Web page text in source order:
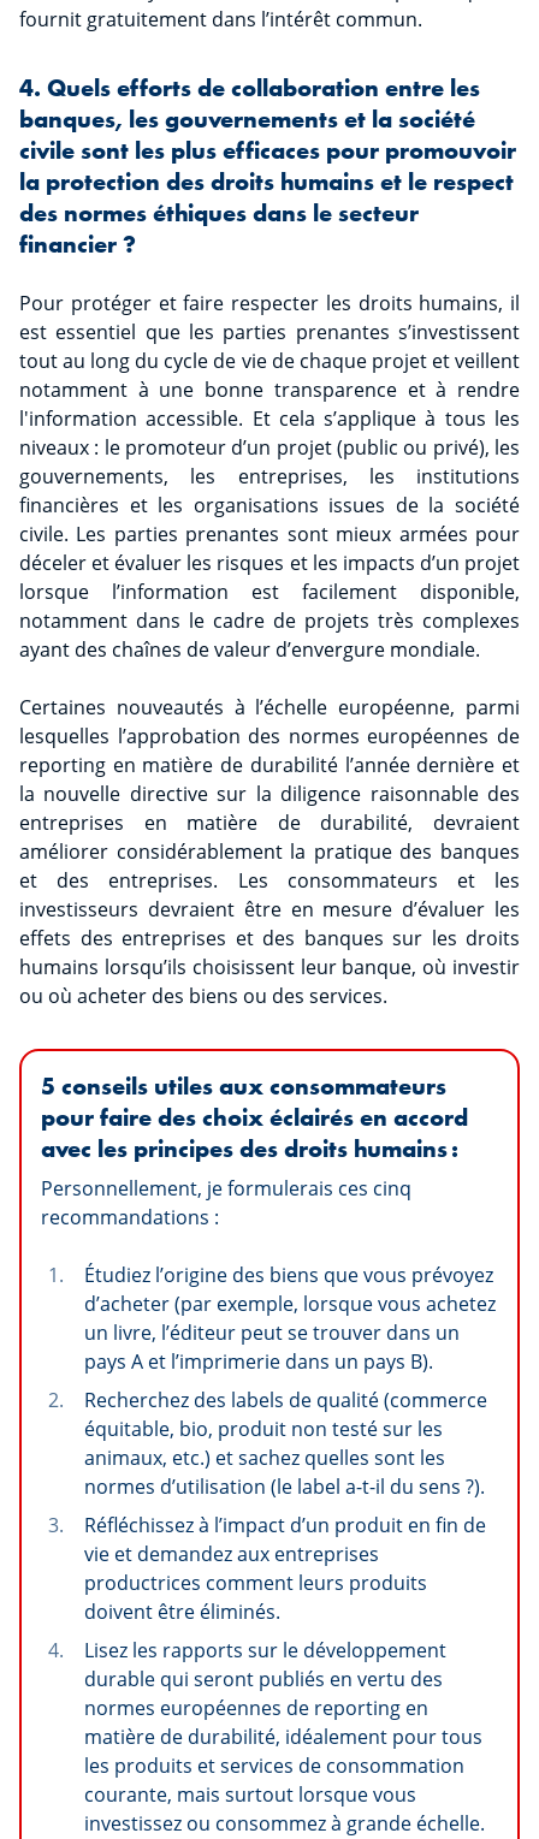
fournit gratuitement dans l’intérêt commun.
4. Quels efforts de collaboration entre les
banques, les gouvernements et la société
civile sont les plus efficaces pour promouvoir
la protection des droits humains et le respect
des normes éthiques dans le secteur
financier ?
Pour protéger et faire respecter les droits humains, il
est essentiel que les parties prenantes s’investissent
tout au long du cycle de vie de chaque projet et veillent
notamment à une bonne transparence et à rendre
l'information accessible. Et cela s’applique à tous les
niveaux : le promoteur d’un projet (public ou privé), les
gouvernements, les entreprises, les institutions
financières et les organisations issues de la société
civile. Les parties prenantes sont mieux armées pour
déceler et évaluer les risques et les impacts d’un projet
lorsque l’information est facilement disponible,
notamment dans le cadre de projets très complexes
ayant des chaînes de valeur d’envergure mondiale.
Certaines nouveautés à l’échelle européenne, parmi
lesquelles l’approbation des normes européennes de
reporting en matière de durabilité l’année dernière et
la nouvelle directive sur la diligence raisonnable des
entreprises en matière de durabilité, devraient
améliorer considérablement la pratique des banques
et des entreprises. Les consommateurs et les
investisseurs devraient être en mesure d’évaluer les
effets des entreprises et des banques sur les droits
humains lorsqu’ils choisissent leur banque, où investir
ou où acheter des biens ou des services.
5 conseils utiles aux consommateurs
pour faire des choix éclairés en accord
avec les principes des droits humains :
Personnellement, je formulerais ces cinq
recommandations :
Étudiez l’origine des biens que vous prévoyez
d’acheter (par exemple, lorsque vous achetez
un livre, l’éditeur peut se trouver dans un
pays A et l’imprimerie dans un pays B).
Recherchez des labels de qualité (commerce
équitable, bio, produit non testé sur les
animaux, etc.) et sachez quelles sont les
normes d’utilisation (le label a-t-il du sens ?).
Réfléchissez à l’impact d’un produit en fin de
vie et demandez aux entreprises
productrices comment leurs produits
doivent être éliminés.
Lisez les rapports sur le développement
durable qui seront publiés en vertu des
normes européennes de reporting en
matière de durabilité, idéalement pour tous
les produits et services de consommation
courante, mais surtout lorsque vous
investissez ou consommez à grande échelle.